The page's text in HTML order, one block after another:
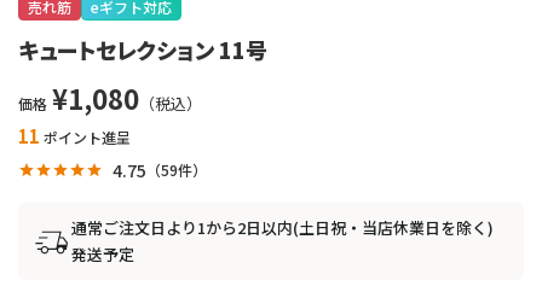
売れ筋 eギフト対応
キュートセレクション 11号
価格 ¥1,080
11 ポイント進呈
4.75 59
通常ご注文日より1から2日以内(土日祝・当店休業日を除く)
発送予定